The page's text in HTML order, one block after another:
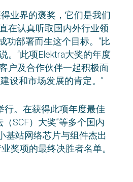
业界的褒奖，它们是我们
在认真听取国内外行业领
功部署而生这个目标。“比
。“此项Elektra大奖的年度
户及合作伙伴一起积极面
设和市场发展的肯定。”
行。在获得此项年度最佳
SCF）大奖”等多个国内
基站网络芯片与组件杰出
奖项的最终决胜者名单。